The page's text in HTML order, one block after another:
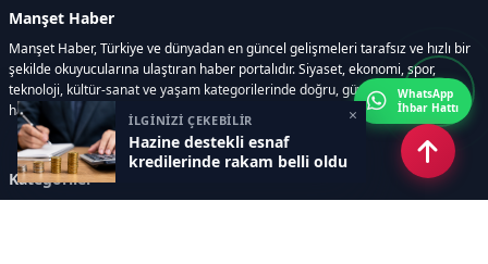
İLGİNİZİ ÇEKEBİLİR
Hazine destekli esnaf
kredilerinde rakam belli oldu
×
Manşet Haber
Manşet Haber, Türkiye ve dünyadan en güncel gelişmeleri tarafsız ve hızlı bir
şekilde okuyucularına ulaştıran haber portalıdır. Siyaset, ekonomi, spor,
teknoloji, kültür-sanat ve yaşam kategorilerinde doğru, güvenilir ve anlık
haberler sunar.
Kategoriler
WhatsApp
İhbar Hattı